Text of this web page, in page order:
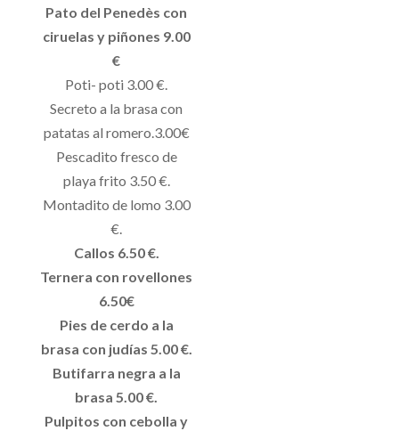
Pato del Penedès con
ciruelas y piñones 9.00
€
Poti- poti 3.00 €.
Secreto a la brasa con
patatas al romero.3.00€
Pescadito fresco de
playa frito 3.50 €.
Montadito de lomo 3.00
€.
Callos 6.50 €.
Ternera con rovellones
6.50€
Pies de cerdo a la
brasa con judías 5.00 €.
Butifarra negra a la
brasa 5.00 €.
Pulpitos con cebolla y